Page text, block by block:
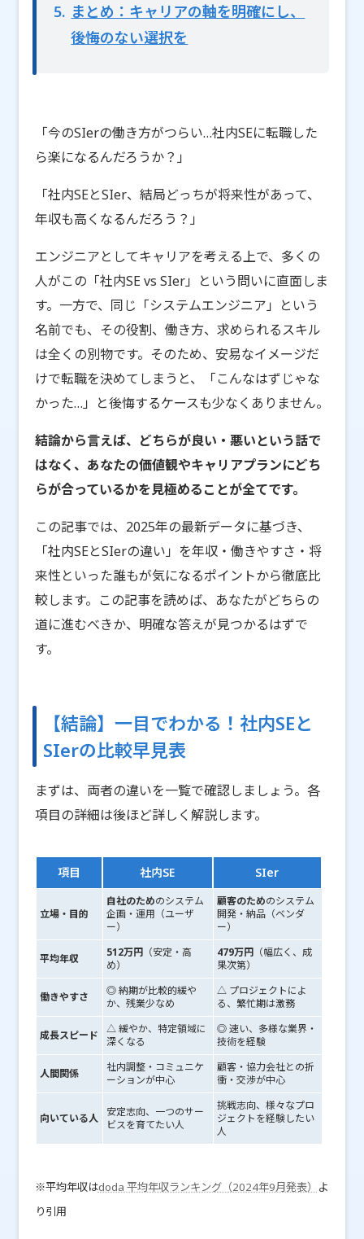
5 まとめ：キャリアの軸を明確にし、
後悔のない選択を
「今のSIerの働き方がつらい…社内SEに転職した
ら楽になるんだろうか？」
「社内SEとSIer、結局どっちが将来性があって、
年収も高くなるんだろう？」
エンジニアとしてキャリアを考える上で、多くの
人がこの「社内SE vs SIer」という問いに直面しま
す。一方で、同じ「システムエンジニア」という
名前でも、その役割、働き方、求められるスキル
は全くの別物です。そのため、安易なイメージだ
けで転職を決めてしまうと、「こんなはずじゃな
かった…」と後悔するケースも少なくありません。
結論から言えば、どちらが良い・悪いという話で
はなく、あなたの価値観やキャリアプランにどち
らが合っているかを見極めることが全てです。
この記事では、2025年の最新データに基づき、
「社内SEとSIerの違い」を年収・働きやすさ・将
来性といった誰もが気になるポイントから徹底比
較します。この記事を読めば、あなたがどちらの
道に進むべきか、明確な答えが見つかるはずで
す。
【結論】一目でわかる！社内SEと
SIerの比較早見表
まずは、両者の違いを一覧で確認しましょう。各
項目の詳細は後ほど詳しく解説します。
項目 社内SE SIer
立場・目的
自社のためのシステム
企画・運用（ユーザ
ー）
顧客のためのシステム
開発・納品（ベンダ
ー）
平均年収 512万円（安定・高
め）
479万円（幅広く、成
果次第）
働きやすさ
◎ 納期が比較的緩や
か、残業少なめ
△ プロジェクトによ
る、繁忙期は激務
成長スピード
△ 緩やか、特定領域に
深くなる
◎ 速い、多様な業界・
技術を経験
人間関係
社内調整・コミュニケ
ーションが中心
顧客・協力会社との折
衝・交渉が中心
向いている人
安定志向、一つのサー
ビスを育てたい人
挑戦志向、様々なプロ
ジェクトを経験したい
人
※平均年収はdoda 平均年収ランキング（2024年9月発表）
よ
り引用